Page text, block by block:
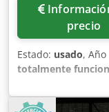
Información de
precio
Estado: usado,
totalmente
funcionamiento:7